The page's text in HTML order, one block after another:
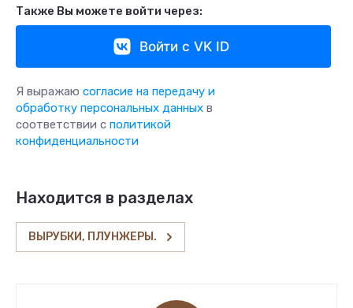
Также Вы можете войти через:
Войти с VK ID
Я выражаю согласие на передачу и
обработку персональных данных в
соответствии с политикой
конфиденциальности
Находится в разделах
ВЫРУБКИ, ПЛУНЖЕРЫ.